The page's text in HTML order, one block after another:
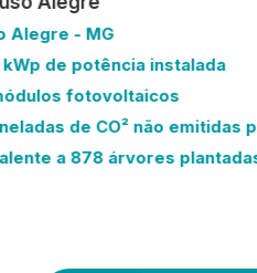
Alegre - MG
kWp de potência instalada
fotovoltaicos
de CO² não emitidas
a 878 árvores